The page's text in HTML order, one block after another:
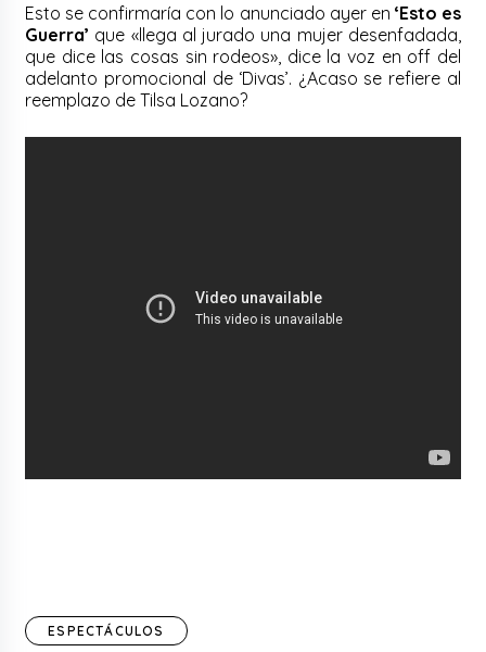
Esto se confirmaría con lo anunciado ayer en ‘Esto es
Guerra’ que «llega al jurado una mujer desenfadada,
que dice las cosas sin rodeos», dice la voz en off del
adelanto promocional de ‘Divas’. ¿Acaso se refiere al
reemplazo de Tilsa Lozano?
ESPECTÁCULOS